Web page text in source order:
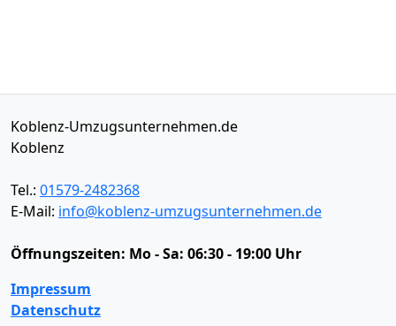
Koblenz-Umzugsunternehmen.de
Koblenz
Tel.: 01579-2482368
E-Mail: info@koblenz-umzugsunternehmen.de
Öffnungszeiten: Mo - Sa: 06:30 - 19:00 Uhr
Impressum
Datenschutz